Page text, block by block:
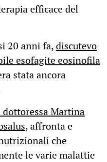
efficace del
20 anni fa,discutevo
esofagite eosinofila
stata ancora
Martina
, affronta e
che
le varie malattie